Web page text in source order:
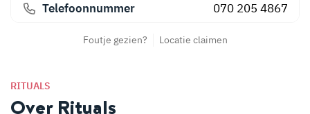
RITUALS
Over Rituals
Telefoonnummer
070 205 4867
Foutje gezien? Locatie claimen